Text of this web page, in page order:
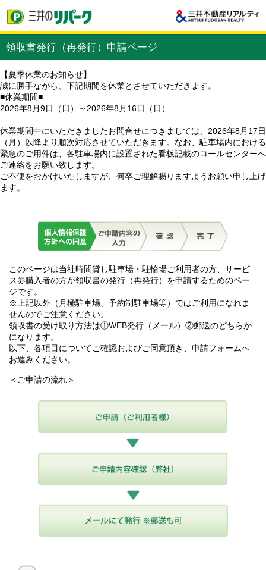
領収書発行（再発行）申請ページ
【夏季休業のお知らせ】
誠に勝手ながら、下記期間を休業とさせていただきます。
■休業期間■
2026年8月9日（日）～2026年8月16日（日）
休業期間中にいただきましたお問合せにつきましては、2026年8月17日
（月）以降より順次対応させていただきます。なお、駐車場内における
緊急のご用件は、各駐車場内に設置された看板記載のコールセンターへ
ご連絡をお願い致します。
ご不便をおかけいたしますが、何卒ご理解賜りますようお願い申し上げ
ます。
このページは当社時間貸し駐車場・駐輪場ご利用者の方、サービ
ス券購入者の方が領収書の発行（再発行）を申請するためのペー
ジです。
※上記以外（月極駐車場、予約制駐車場等）ではご利用になれま
せんのでご注意ください。
領収書の受け取り方法は①WEB発行（メール）②郵送のどちらか
になります。
以下、各項目についてご確認およびご同意頂き、申請フォームへ
お進みください。
＜ご申請の流れ＞